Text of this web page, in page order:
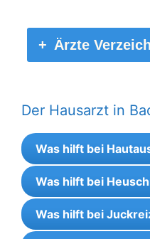
Ärzte
Der Hausarzt in
Was hilft bei
Was hilft bei
Was hilft bei